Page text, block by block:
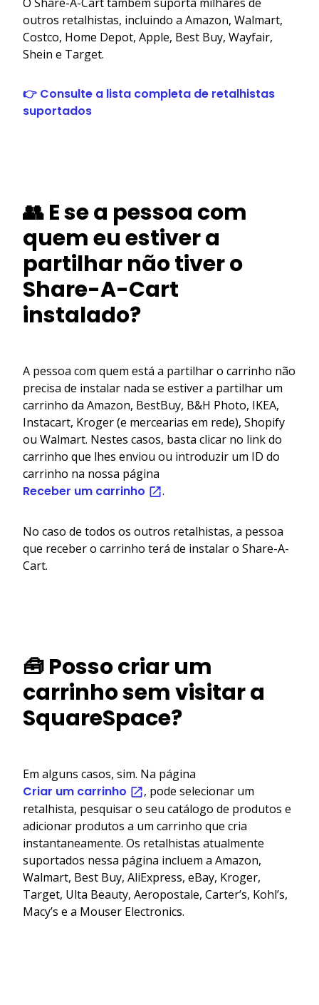
outros retalhistas, incluindo a Amazon, Walmart,
Costco, Home Depot, Apple, Best Buy, Wayfair,
Shein e Target.
👉 Consulte a lista completa de retalhistas
suportados
👥 E se a pessoa com
quem eu estiver a
partilhar não tiver o
Share-A-Cart
instalado?
A pessoa com quem está a partilhar o carrinho não
precisa de instalar nada se estiver a partilhar um
carrinho da Amazon, BestBuy, B&H Photo, IKEA,
Instacart, Kroger (e mercearias em rede), Shopify
ou Walmart. Nestes casos, basta clicar no link do
carrinho que lhes enviou ou introduzir um ID do
carrinho na nossa página
Receber um carrinho .
No caso de todos os outros retalhistas, a pessoa
que receber o carrinho terá de instalar o Share-A-
Cart.
🧰 Posso criar um
carrinho sem visitar a
SquareSpace?
Em alguns casos, sim. Na página
Criar um carrinho
, pode selecionar um
retalhista, pesquisar o seu catálogo de produtos e
adicionar produtos a um carrinho que cria
instantaneamente. Os retalhistas atualmente
suportados nessa página incluem a Amazon,
Walmart, Best Buy, AliExpress, eBay, Kroger,
Target, Ulta Beauty, Aeropostale, Carter’s, Kohl’s,
Macy’s e a Mouser Electronics.